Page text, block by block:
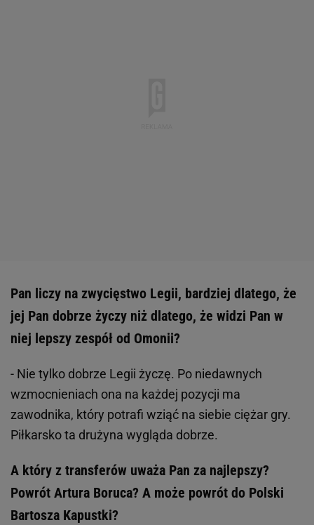
Pan liczy na zwycięstwo Legii, bardziej dlatego, że
jej Pan dobrze życzy niż dlatego, że widzi Pan w
niej lepszy zespół od Omonii?
- Nie tylko dobrze Legii życzę. Po niedawnych
wzmocnieniach ona na każdej pozycji ma
zawodnika, który potrafi wziąć na siebie ciężar gry.
Piłkarsko ta drużyna wygląda dobrze.
A który z transferów uważa Pan za najlepszy?
Powrót Artura Boruca? A może powrót do Polski
Bartosza Kapustki?